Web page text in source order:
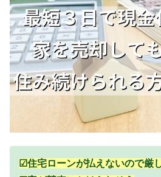
☑住宅ローンが払えないので厳